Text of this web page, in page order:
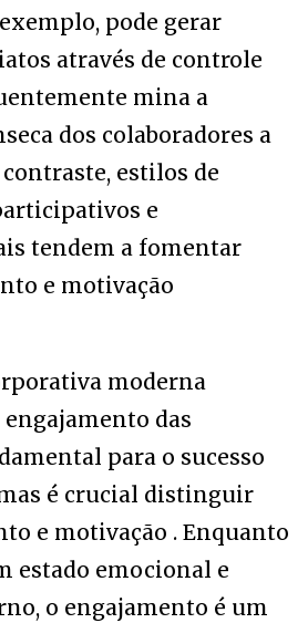
pode gerar
através de controle
mina a
dos colaboradores a
estilos de
e
tendem a fomentar
e motivação
moderna
das
para o sucesso
é crucial distinguir
e motivação . Enquanto
estado emocional e
o engajamento é um